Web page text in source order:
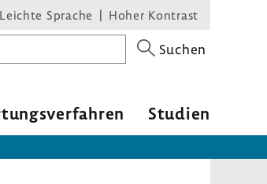
Leichte Sprache Hoher Kontrast
Suchen
Studien